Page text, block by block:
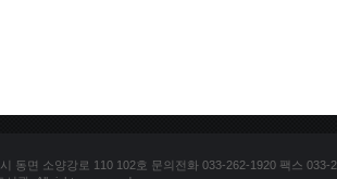
동면 소양강로 110 102호 문의전화 033-262-1920 팩스 033-